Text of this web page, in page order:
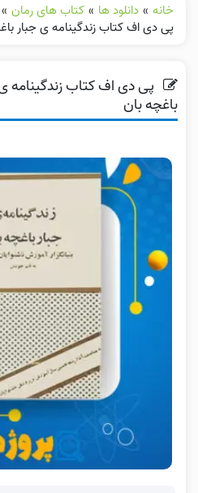
خانه » دانلود ها » کتاب های رمان »
پی دی اف کتاب زندگینامه ی جبار
پی دی اف کتاب زندگینامه
باغچه بان